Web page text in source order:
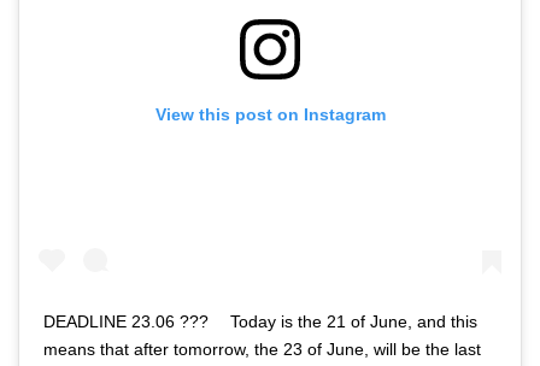
View this post on Instagram
DEADLINE 23.06 ??? ⠀ Today is the 21 of June, and this
means that after tomorrow, the 23 of June, will be the last